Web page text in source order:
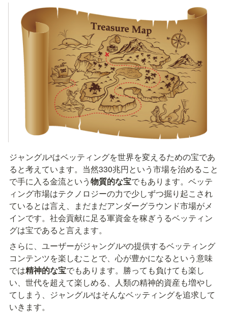
ジャングルˣはベッティングを世界を変えるための宝であ
ると考えています。当然330兆円という市場を治めること
で手に入る金流という物質的な宝でもあります。ベッテ
ィング市場はテクノロジーの力で少しずつ掘り起こされ
ているとは言え、まだまだアンダーグラウンド市場がメ
インです。社会貢献に足る軍資金を稼ぎうるベッティン
グは宝であると言えます。
さらに、ユーザーがジャングルˣの提供するベッティング
コンテンツを楽しむことで、心が豊かになるという意味
では精神的な宝でもあります。勝っても負けても楽し
い、世代を超えて楽しめる、人類の精神的資産も増やし
てしまう、ジャングルˣはそんなベッティングを追求して
いきます。